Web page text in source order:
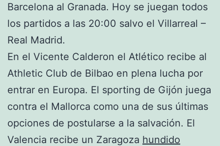
Barcelona al Granada. Hoy se juegan todos
los partidos a las 20:00 salvo el Villarreal –
Real Madrid.
En el Vicente Calderon el Atlético recibe al
Athletic Club de Bilbao en plena lucha por
entrar en Europa. El sporting de Gijón juega
contra el Mallorca como una de sus últimas
opciones de postularse a la salvación. El
Valencia recibe un Zaragoza hundido